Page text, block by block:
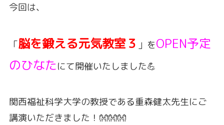
今回は、
「脳を鍛える元気教室３ 」をOPEN予定
のひなたにて開催いたしました💪
関西福祉科学大学の教授である重森健太先生にご
講演いただきました！👐👐👐